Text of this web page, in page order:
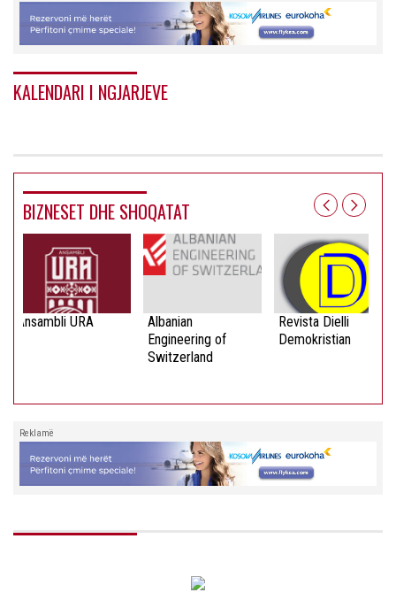
KALENDARI I NGJARJEVE
BIZNESET DHE SHOQATAT
Ansambli URA
Albanian
Engineering of
Switzerland
Revista Dielli
Demokristian
Reklamë